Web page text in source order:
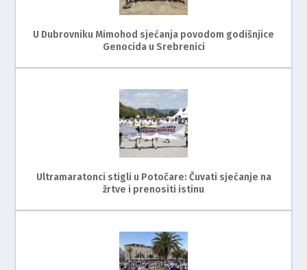
U Dubrovniku Mimohod sjećanja povodom godišnjice
Genocida u Srebrenici
Ultramaratonci stigli u Potočare: Čuvati sjećanje na
žrtve i prenositi istinu